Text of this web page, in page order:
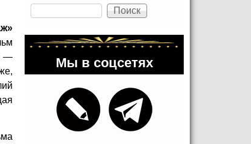
—
Поиск
Мы в соцсетях